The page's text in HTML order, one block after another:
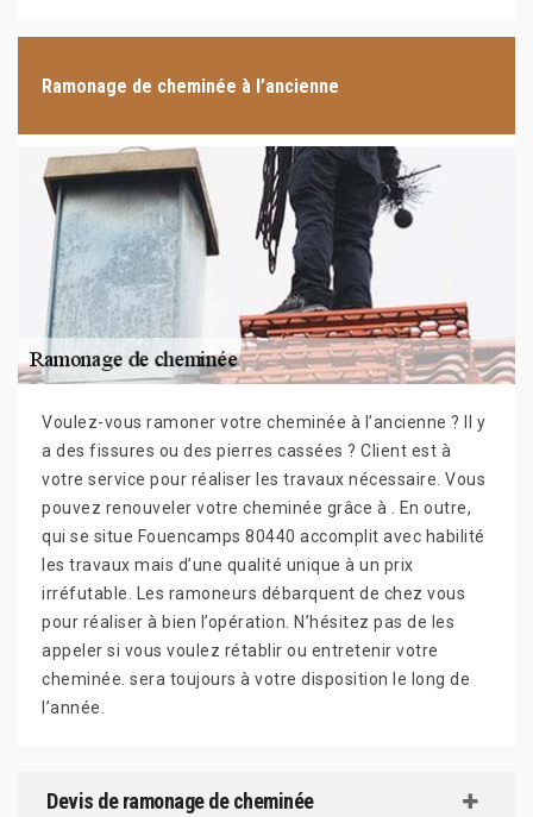
Ramonage de cheminée à l’ancienne
Voulez-vous ramoner votre cheminée à l’ancienne ? Il y
a des fissures ou des pierres cassées ? Client est à
votre service pour réaliser les travaux nécessaire. Vous
pouvez renouveler votre cheminée grâce à . En outre,
qui se situe Fouencamps 80440 accomplit avec habilité
les travaux mais d’une qualité unique à un prix
irréfutable. Les ramoneurs débarquent de chez vous
pour réaliser à bien l’opération. N’hésitez pas de les
appeler si vous voulez rétablir ou entretenir votre
cheminée. sera toujours à votre disposition le long de
l’année.
Devis de ramonage de cheminée